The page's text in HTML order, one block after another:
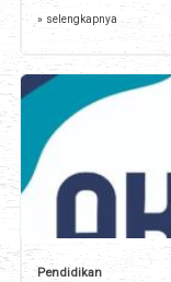
» selengkapnya
Pendidikan